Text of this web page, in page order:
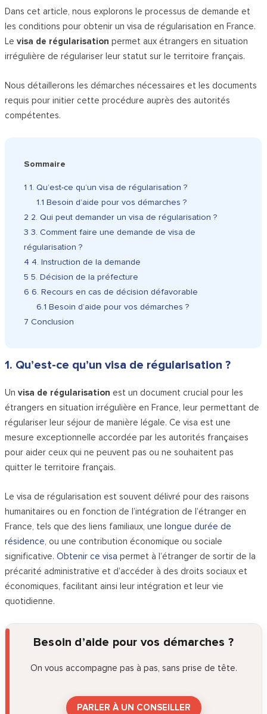
Dans cet article, nous explorons le processus de demande et
les conditions pour obtenir un visa de régularisation en France.
Levisa de régularisation permet aux étrangers en situation
irrégulière de régulariser leur statut sur le territoire français.
Nous détaillerons les démarches nécessaires et les documents
requis pour initier cette procédure auprès des autorités
compétentes.
Sommaire
1 1. Qu’est-ce qu’un visa de régularisation ?
1.1 Besoin d’aide pour vos démarches ?
2 2. Qui peut demander un visa de régularisation ?
3 3. Comment faire une demande de visa de
régularisation ?
4 4. Instruction de la demande
5 5. Décision de la préfecture
6 6. Recours en cas de décision défavorable
6.1 Besoin d’aide pour vos démarches ?
7 Conclusion
1. Qu’est-ce qu’un visa de régularisation ?
Unvisa de régularisation est un document crucial pour les
étrangers en situation irrégulière en France, leur permettant de
régulariser leur séjour de manière légale. Ce visa est une
mesure exceptionnelle accordée par les autorités françaises
pour aider ceux qui ne peuvent pas ou ne souhaitent pas
quitter le territoire français.
Le visa de régularisation est souvent délivré pour des raisons
humanitaires ou en fonction de l’intégration de l’étranger en
France, tels que des liens familiaux, une longue durée de
résidence, ou une contribution économique ou sociale
significative.Obtenir ce visa permet à l’étranger de sortir de la
précarité administrative et d’accéder à des droits sociaux et
économiques, facilitant ainsi leur intégration et leur vie
quotidienne.
Besoin d’aide pour vos démarches ?
On vous accompagne pas à pas, sans prise de tête.
PARLER À UN CONSEILLER